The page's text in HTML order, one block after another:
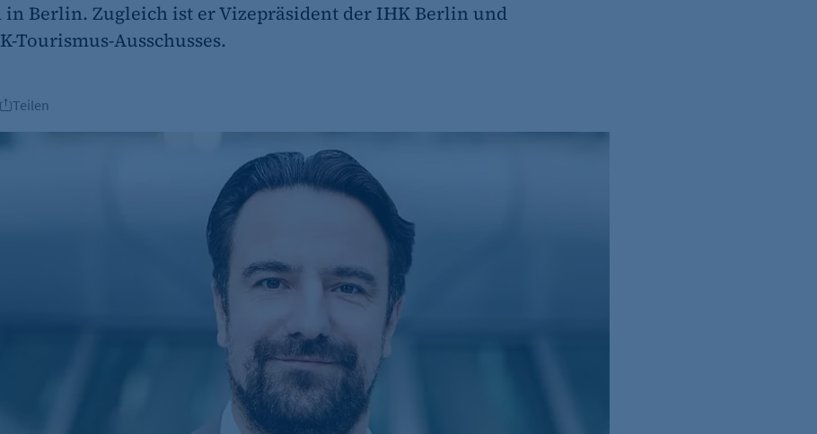
in Berlin. Zugleich ist er Vizepräsident der IHK Berlin und
Tourismus-Ausschusses.
Teilen